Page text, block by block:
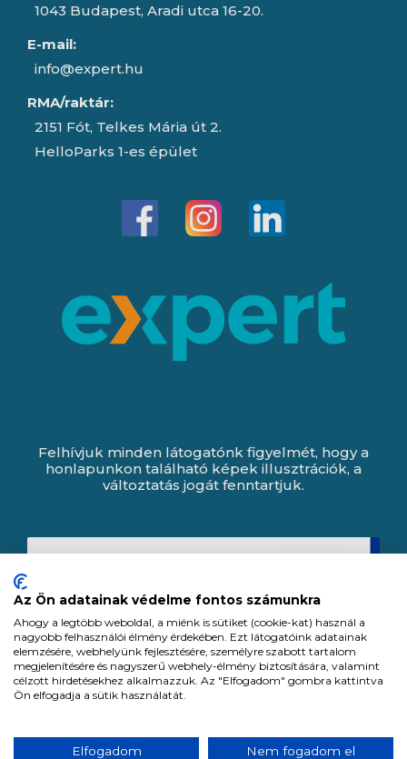
1043 Budapest, Aradi utca 16-20.
E-mail:
info@expert.hu
RMA/raktár:
2151 Fót, Telkes Mária út 2.
HelloParks 1-es épület
Felhívjuk minden látogatónk figyelmét, hogy a
honlapunkon található képek illusztrációk, a
változtatás jogát fenntartjuk.
Az Ön adatainak védelme fontos számunkra
Ahogy a legtöbb weboldal, a miénk is sütiket (cookie-kat) használ a
nagyobb felhasználói élmény érdekében. Ezt látogatóink adatainak
elemzésére, webhelyünk fejlesztésére, személyre szabott tartalom
megjelenítésére és nagyszerű webhely-élmény biztosítására, valamint
célzott hirdetésekhez alkalmazzuk. Az "Elfogadom" gombra kattintva
Ön elfogadja a sütik használatát.
Elfogadom Nem fogadom el